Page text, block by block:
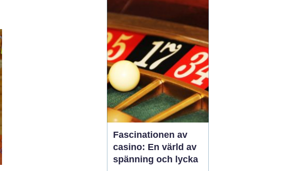
jägarexamen. På
Knistad Herrgård
erbjuder vi en
intensivkurs i
jägarexamen som f&...
Fascinationen av
casino: En värld av
spänning och lycka